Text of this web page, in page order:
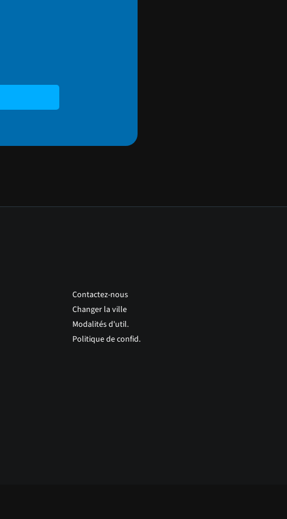
Contactez-nous
Changer la ville
Modalités d'util.
Politique de confid.